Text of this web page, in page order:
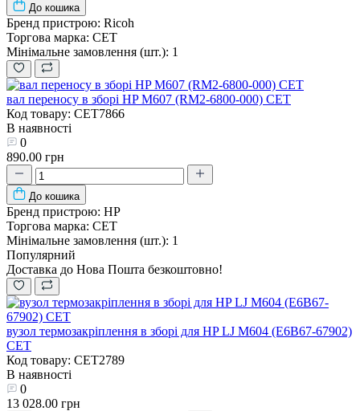
До кошика
Бренд пристрою: Ricoh
Торгова марка: CET
Мінімальне замовлення (шт.): 1
вал переносу в зборі HP M607 (RM2-6800-000) CET
Код товару: CET7866
В наявності
0
890.00 грн
До кошика
Бренд пристрою: HP
Торгова марка: CET
Мінімальне замовлення (шт.): 1
Популярний
Доставка до Нова Пошта безкоштовно!
вузол термозакріплення в зборі для HP LJ M604 (E6B67-67902)
CET
Код товару: CET2789
В наявності
0
13 028.00 грн